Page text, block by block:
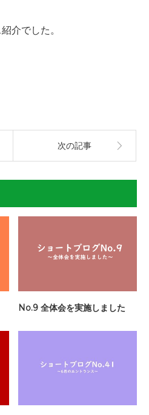
介でした。
次の記事
No.9 全体会を実施しました